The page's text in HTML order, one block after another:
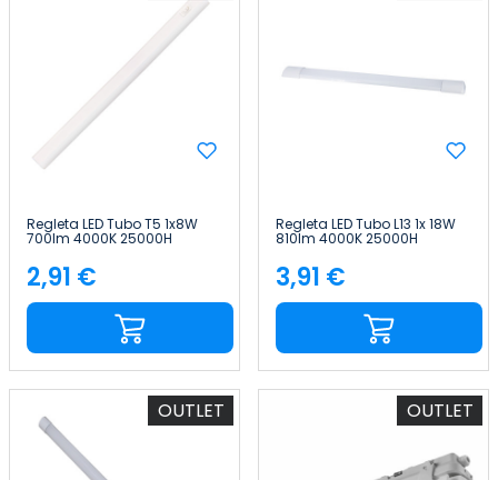
Regleta LED Tubo T5 1x8W
700lm 4000K 25000H
Precio
2,91 €
Regleta LED Tubo L13 1x 18W
810lm 4000K 25000H
Precio
3,91 €
OUTLET OUTLET